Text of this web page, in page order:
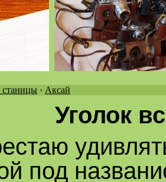
станицы › Аксай
Уголок
под